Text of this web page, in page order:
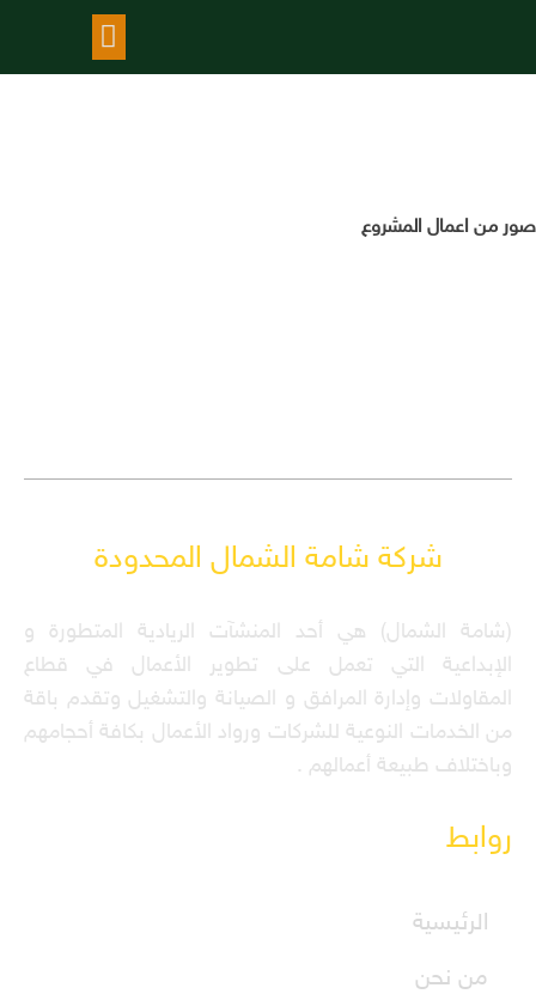
صور من اعمال المشروع
شركة شامة الشمال المحدودة
(شامة الشمال) هي أحد المنشآت الريادية المتطورة و
الإبداعية التي تعمل على تطوير الأعمال في قطاع
المقاولات وإدارة المرافق و الصيانة والتشغيل وتقدم باقة
من الخدمات النوعية للشركات ورواد الأعمال بكافة أحجامهم
وباختلاف طبيعة أعمالهم .
روابط
الرئيسية
من نحن